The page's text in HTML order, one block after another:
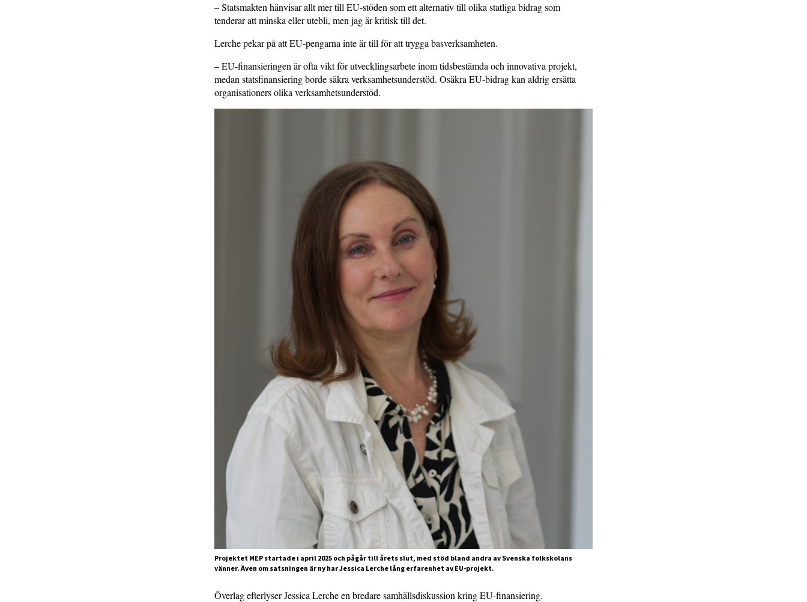
– Statsmakten hänvisar allt mer till EU-stöden som ett alternativ till olika statliga bidrag som
tenderar att minska eller utebli, men jag är kritisk till det.
Lerche pekar på att EU-pengarna inte är till för att trygga basverksamheten.
– EU-finansieringen är ofta vikt för utvecklingsarbete inom tidsbestämda och innovativa projekt,
medan statsfinansiering borde säkra verksamhetsunderstöd. Osäkra EU-bidrag kan aldrig ersätta
organisationers olika verksamhetsunderstöd.
Projektet MEP startade i april 2025 och pågår till årets slut, med stöd bland andra av Svenska folkskolans
vänner. Även om satsningen är ny har Jessica Lerche lång erfarenhet av EU-projekt.
Överlag efterlyser Jessica Lerche en bredare samhällsdiskussion kring EU-finansiering.